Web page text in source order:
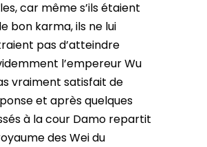
car même s’ils étaient
bon karma, ils ne lui
pas d’atteindre
l’empereur Wu
vraiment satisfait de
et après quelques
à la cour Damo repartit
des Wei du